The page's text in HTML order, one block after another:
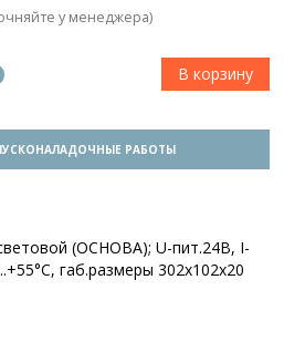
у менеджера)
РАБОТЫ
(ОСНОВА); U-пит.24В, I-
габ.размеры 302х102х20